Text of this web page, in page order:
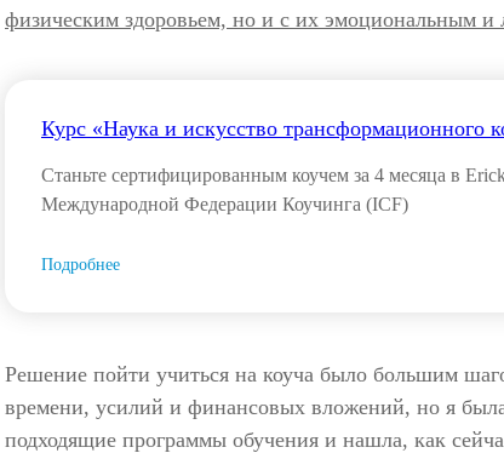
физическим здоровьем, но и с их эмоциональным и
Курс «Наука и искусство трансформационного
Станьте сертифицированным коучем за 4 месяца в
Международной Федерации Коучинга (ICF)
Подробнее
Решение пойти учиться на коуча было большим
времени, усилий и финансовых вложений, но я
подходящие программы обучения и нашла, как